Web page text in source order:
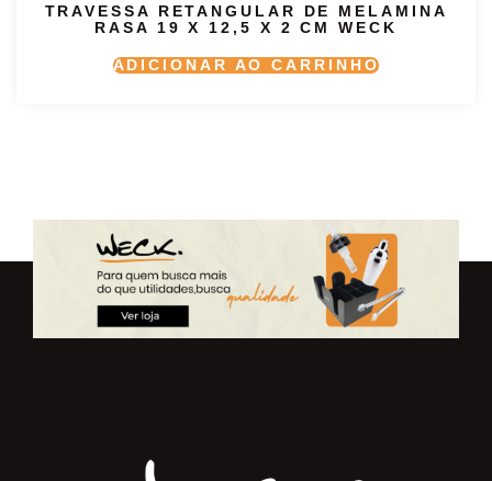
TRAVESSA RETANGULAR DE MELAMINA
RASA 19 X 12,5 X 2 CM WECK
ADICIONAR AO CARRINHO